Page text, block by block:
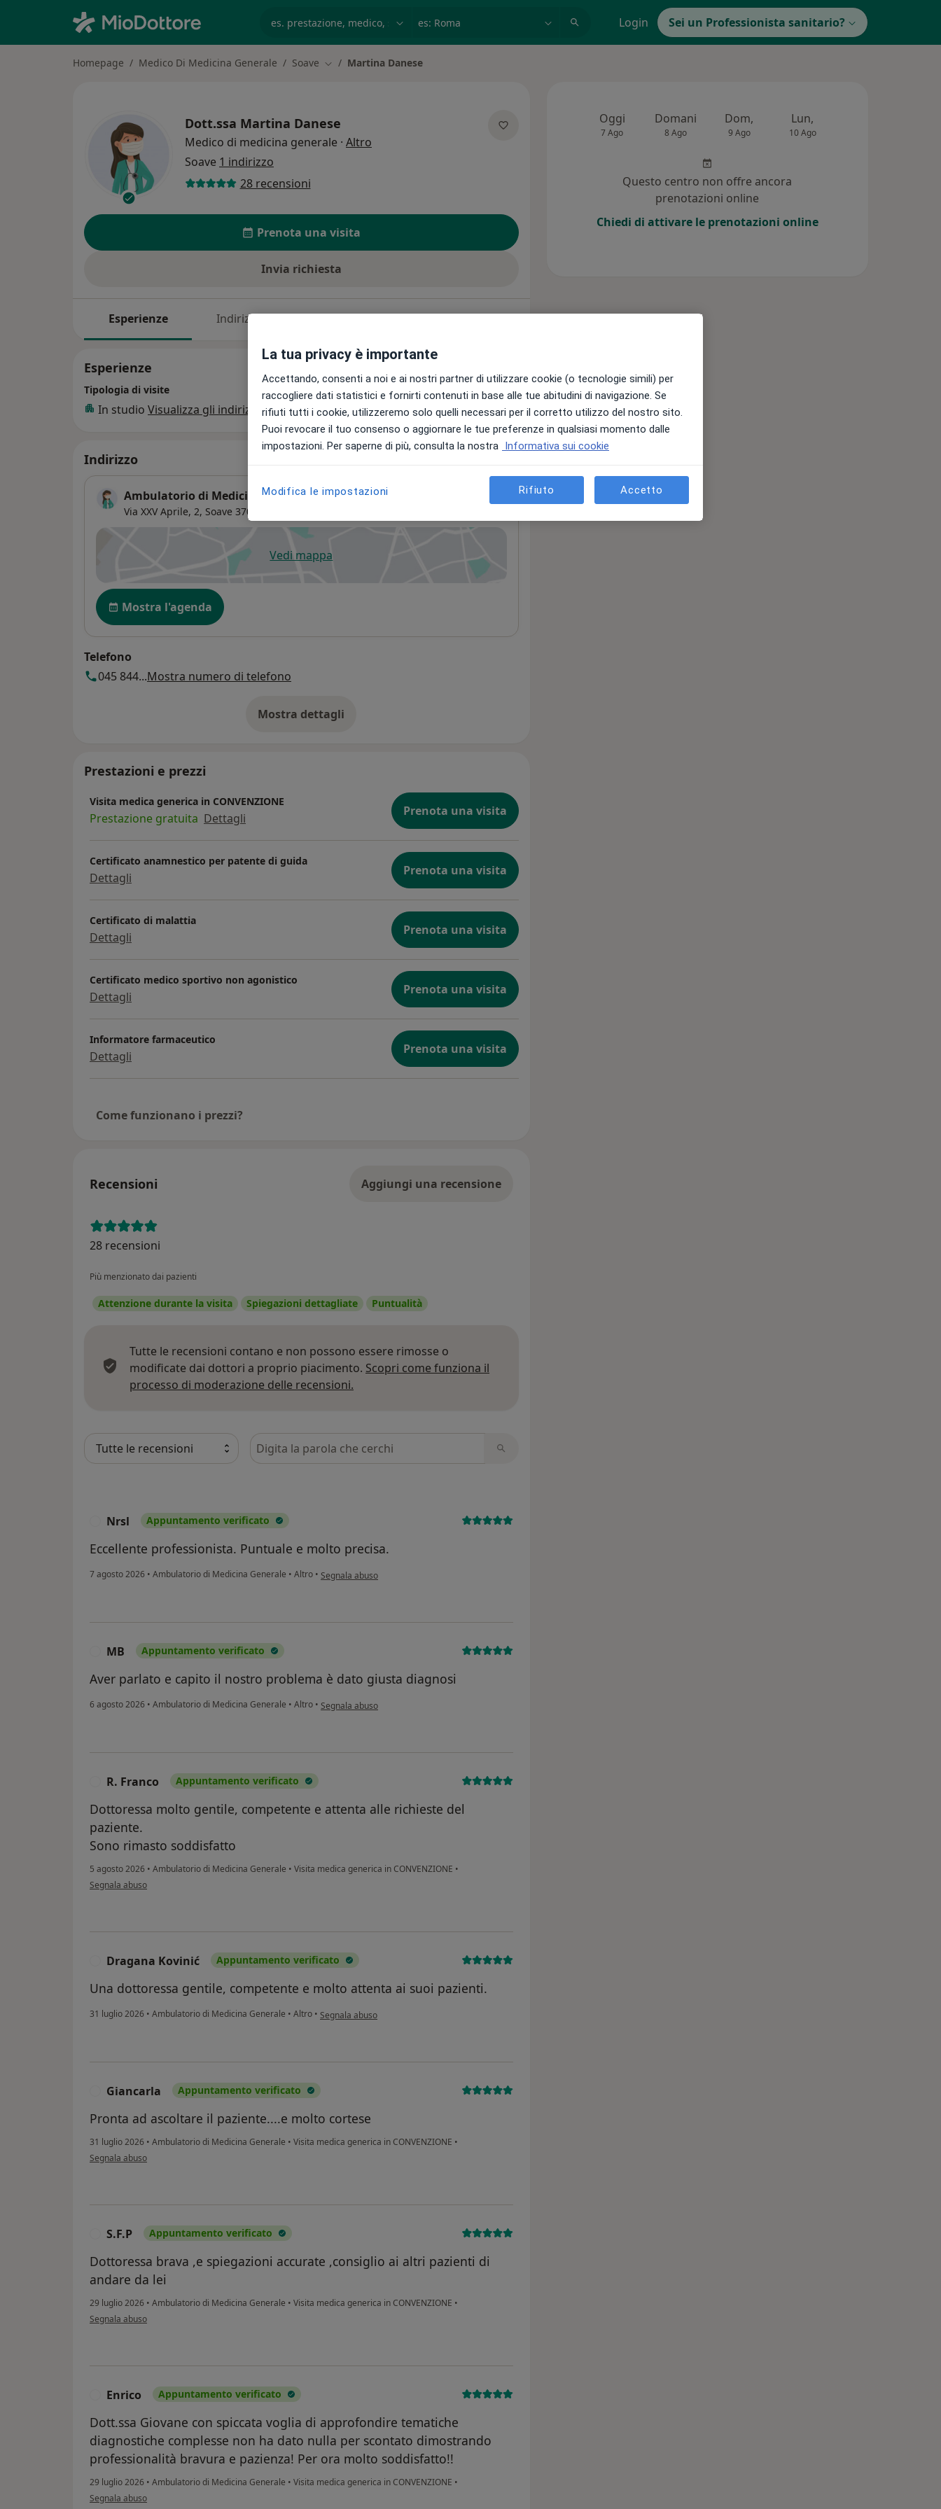
Login Sei un Professionista sanitario?
Homepage Medico Di Medicina Generale Soave Cambia città
Martina Danese
Dott.ssa Martina Danese
Medico di medicina generale · Altro
Soave 1 indirizzo
28 recensioni
Prenota una visita
Invia richiesta
Esperienze Indirizzi Prestazioni Recensioni (28)
Esperienze
Tipologia di visite
In studio Visualizza gli indirizzi (1)
Indirizzo
Ambulatorio di Medicina Generale
Via XXV Aprile, 2, Soave 37038
Vedi mappasi apre in una nuova scheda
Disponibilità
Mostra l'agenda
Telefono
045 844...Mostra numero di telefono
Mostra dettagli
sull'indirizzo
Prestazioni e prezzi
Visita medica generica in CONVENZIONE
Prestazione gratuita Dettagli Prenota una visita
Certificato anamnestico per patente di guida
Dettagli Prenota una visita
Certificato di malattia
Dettagli Prenota una visita
Certificato medico sportivo non agonistico
Dettagli Prenota una visita
Informatore farmaceutico
Dettagli Prenota una visita
Come funzionano i prezzi?
Recensioni Aggiungi una recensione
28 recensioni
Più menzionato dai pazienti
Attenzione durante la visita Spiegazioni dettagliate Puntualità
Tutte le recensioni contano e non possono essere rimosse o
modificate dai dottori a proprio piacimento. Scopri come funziona il
processo di moderazione delle recensioni.
Cerca nelle recensioni
Nrsl Appuntamento verificato
Eccellente professionista. Puntuale e molto precisa.
7 agosto 2026 • Ambulatorio di Medicina Generale • Altro • secondo l'opinione dell'utente Nrsl
Segnala abuso
MB Appuntamento verificato
Aver parlato e capito il nostro problema è dato giusta diagnosi
6 agosto 2026 • Ambulatorio di Medicina Generale • Altro • secondo l'opinione dell'utente MB
Segnala abuso
R. Franco Appuntamento verificato
Dottoressa molto gentile, competente e attenta alle richieste del
paziente.
Sono rimasto soddisfatto
5 agosto 2026 • Ambulatorio di Medicina Generale • Visita medica generica in CONVENZIONE •
secondo l'opinione dell'utente R. Franco
Segnala abuso
Dragana Kovinić Appuntamento verificato
Una dottoressa gentile, competente e molto attenta ai suoi pazienti.
31 luglio 2026 • Ambulatorio di Medicina Generale • Altro • secondo l'opinione dell'utente Dragana Kovinić
Segnala abuso
Giancarla Appuntamento verificato
Pronta ad ascoltare il paziente....e molto cortese
31 luglio 2026 • Ambulatorio di Medicina Generale • Visita medica generica in CONVENZIONE •
secondo l'opinione dell'utente Giancarla
Segnala abuso
S.F.P Appuntamento verificato
Dottoressa brava ,e spiegazioni accurate ,consiglio ai altri pazienti di
andare da lei
29 luglio 2026 • Ambulatorio di Medicina Generale • Visita medica generica in CONVENZIONE •
secondo l'opinione dell'utente S.F.P
Segnala abuso
Enrico Appuntamento verificato
Dott.ssa Giovane con spiccata voglia di approfondire tematiche
diagnostiche complesse non ha dato nulla per scontato dimostrando
professionalità bravura e pazienza! Per ora molto soddisfatto!!
29 luglio 2026 • Ambulatorio di Medicina Generale • Visita medica generica in CONVENZIONE •
secondo l'opinione dell'utente Enrico
Segnala abuso
Oggi
7 Ago
Domani
8 Ago
Dom,
9 Ago
Lun,
10 Ago
Questo centro non offre ancora
prenotazioni online
Chiedi di attivare le prenotazioni online
La tua privacy è importante
Accettando, consenti a noi e ai nostri partner di utilizzare cookie (o tecnologie simili) per
raccogliere dati statistici e fornirti contenuti in base alle tue abitudini di navigazione. Se
rifiuti tutti i cookie, utilizzeremo solo quelli necessari per il corretto utilizzo del nostro sito.
Puoi revocare il tuo consenso o aggiornare le tue preferenze in qualsiasi momento dalle
impostazioni. Per saperne di più, consulta la nostra Informativa sui cookie
Modifica le impostazioni Rifiuto Accetto